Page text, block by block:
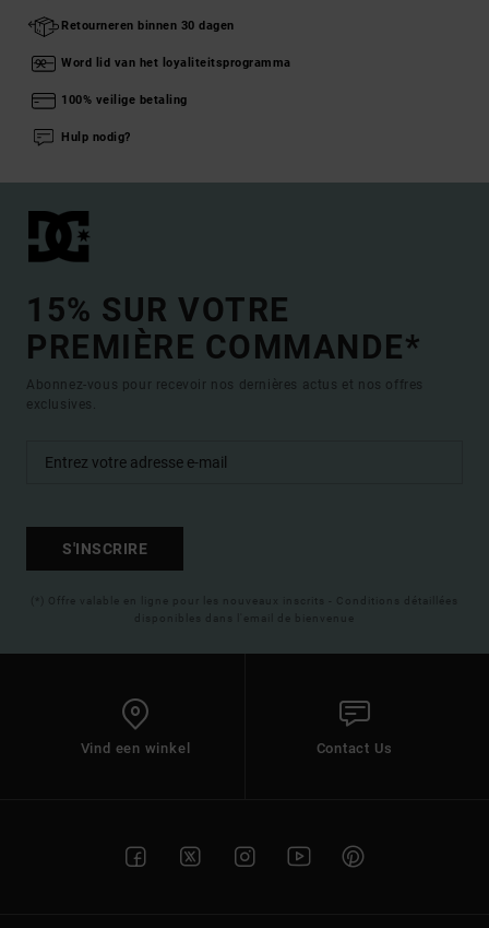
Retourneren binnen 30 dagen
Word lid van het loyaliteitsprogramma
100% veilige betaling
Hulp nodig?
15% SUR VOTRE
PREMIÈRE COMMANDE*
Abonnez-vous pour recevoir nos dernières actus et nos offres
exclusives.
S'INSCRIRE
(*) Offre valable en ligne pour les nouveaux inscrits - Conditions détaillées
disponibles dans l'email de bienvenue
Vind een winkel Contact Us